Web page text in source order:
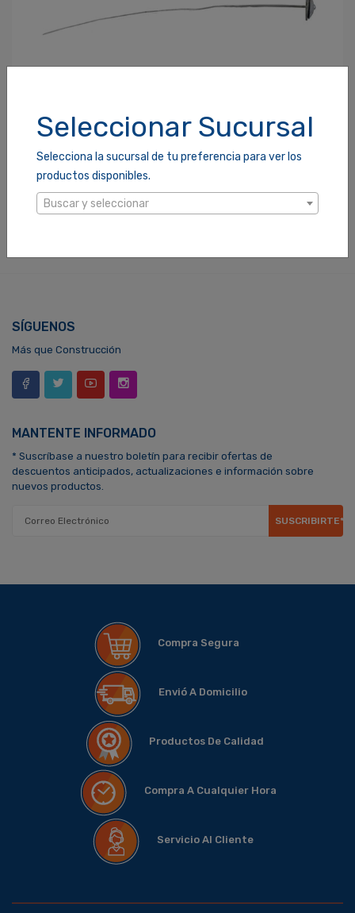
Seleccionar Sucursal
Selecciona la sucursal de tu preferencia para ver los
productos disponibles.
Buscar y seleccionar
PIN DE SOMBRILLA GALVANIZADO PARA LAMINA 1 LINEA
SKU: 070012
$0.12
SÍGUENOS
Más que Construcción
MANTENTE INFORMADO
* Suscríbase a nuestro boletín para recibir ofertas de
descuentos anticipados, actualizaciones e información sobre
nuevos productos.
SUSCRIBIRTE*
Compra Segura
Envió A Domicilio
Productos De Calidad
Compra A Cualquier Hora
Servicio Al Cliente